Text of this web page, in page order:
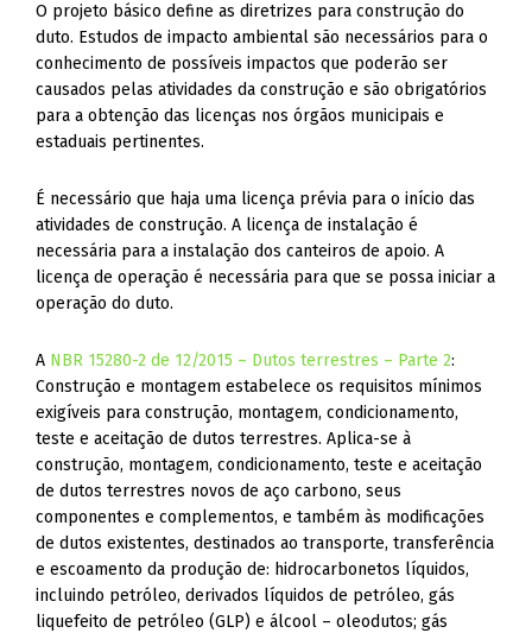
O projeto básico define as diretrizes para construção do
duto. Estudos de impacto ambiental são necessários para o
conhecimento de possíveis impactos que poderão ser
causados pelas atividades da construção e são obrigatórios
para a obtenção das licenças nos órgãos municipais e
estaduais pertinentes.
É necessário que haja uma licença prévia para o início das
atividades de construção. A licença de instalação é
necessária para a instalação dos canteiros de apoio. A
licença de operação é necessária para que se possa iniciar a
operação do duto.
A NBR 15280-2 de 12/2015 – Dutos terrestres – Parte 2:
Construção e montagem estabelece os requisitos mínimos
exigíveis para construção, montagem, condicionamento,
teste e aceitação de dutos terrestres. Aplica-se à
construção, montagem, condicionamento, teste e aceitação
de dutos terrestres novos de aço carbono, seus
componentes e complementos, e também às modificações
de dutos existentes, destinados ao transporte, transferência
e escoamento da produção de: hidrocarbonetos líquidos,
incluindo petróleo, derivados líquidos de petróleo, gás
liquefeito de petróleo (GLP) e álcool – oleodutos; gás